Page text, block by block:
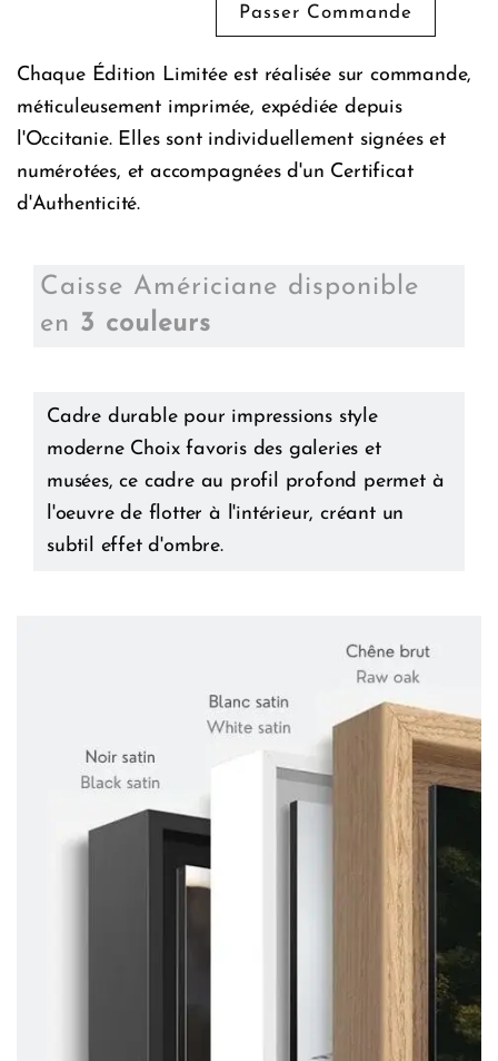
Chaque Édition Limitée est réalisée sur commande,
méticuleusement imprimée, expédiée depuis
l'Occitanie. Elles sont individuellement signées et
numérotées, et accompagnées d'un Certificat
d'Authenticité.
Caisse Américiane disponible
en 3 couleurs
Cadre durable pour impressions style
moderne Choix favoris des galeries et
musées, ce cadre au profil profond permet à
l'oeuvre de flotter à l'intérieur, créant un
subtil effet d'ombre.